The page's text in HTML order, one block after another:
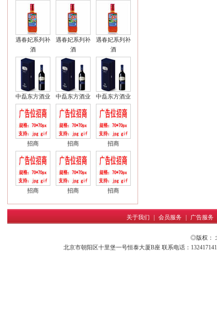
遇春妃系列补
酒
遇春妃系列补
酒
遇春妃系列补
酒
中磊东方酒业 中磊东方酒业 中磊东方酒业
招商 招商 招商
招商 招商 招商
关于我们 会员服务 广告服务
◎版权：
北京市朝阳区十里堡一号恒泰大厦B座 联系电话：